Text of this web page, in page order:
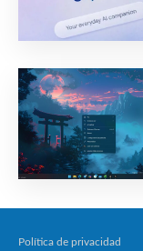
Política de privacidad